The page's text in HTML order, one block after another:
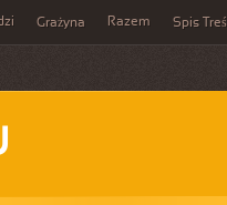
Grażyna Razem Spis